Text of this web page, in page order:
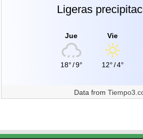
Ligeras
Jue
18°/9°
Vie
12°/4°
Data from